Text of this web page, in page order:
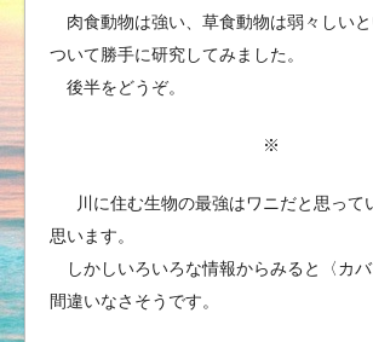
肉食動物は強い、草食動物は弱々しい
ついて勝手に研究してみました。
後半をどうぞ。
※
川に住む生物の最強はワニだと思って
思います。
しかしいろいろな情報からみると〈カ
間違いなさそうです。